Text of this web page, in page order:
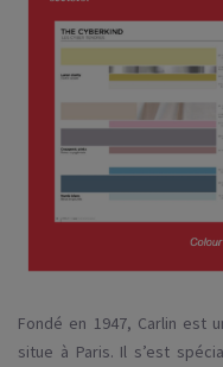
Fondé en 1947, Carlin est
situe à Paris. Il s’est